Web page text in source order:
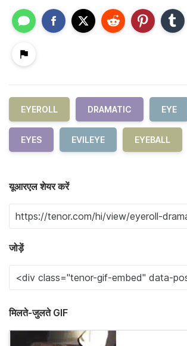
EYEROLL DRAMATIC EYE
EYES EVILEYE EYEBALL
यूआरएल शेयर करें
जोड़ें
मिलते-जुलते GIF